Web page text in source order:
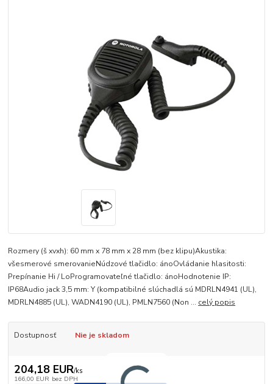
Rozmery (š xvxh): 60 mm x 78 mm x 28 mm (bez klipu)Akustika:
všesmerové smerovanieNúdzové tlačidlo: ánoOvládanie hlasitosti:
Prepínanie Hi / LoProgramovateľné tlačidlo: ánoHodnotenie IP:
IP68Audio jack 3,5 mm: Y (kompatibilné slúchadlá sú MDRLN4941 (UL),
MDRLN4885 (UL), WADN4190 (UL), PMLN7560 (Non ... celý popis
Dostupnosť Nie je skladom
204,18 EUR/ks
166,00 EUR bez DPH